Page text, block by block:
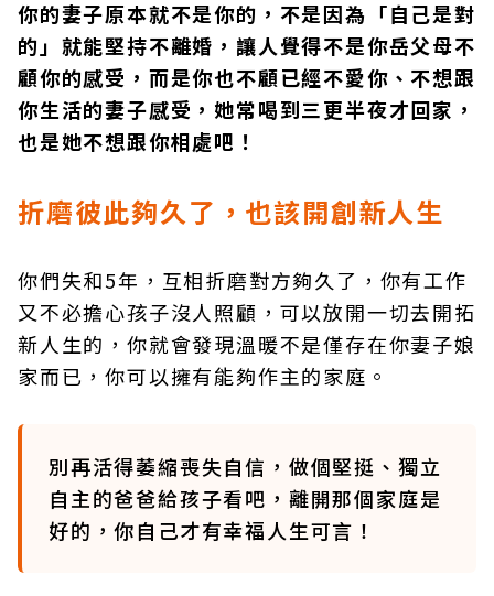
你的妻子原本就不是你的，不是因為「自己是對
的」就能堅持不離婚，讓人覺得不是你岳父母不
顧你的感受，而是你也不顧已經不愛你、不想跟
你生活的妻子感受，她常喝到三更半夜才回家，
也是她不想跟你相處吧！
折磨彼此夠久了，也該開創新人生
你們失和5年，互相折磨對方夠久了，你有工作
又不必擔心孩子沒人照顧，可以放開一切去開拓
新人生的，你就會發現溫暖不是僅存在你妻子娘
家而已，你可以擁有能夠作主的家庭。
別再活得萎縮喪失自信，做個堅挺、獨立
自主的爸爸給孩子看吧，離開那個家庭是
好的，你自己才有幸福人生可言！